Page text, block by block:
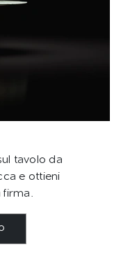
tavolo da
e ottieni
firma.